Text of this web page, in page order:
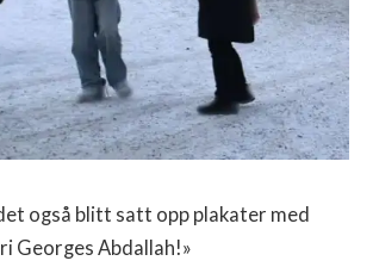
også blitt satt opp plakater med
Georges Abdallah!»